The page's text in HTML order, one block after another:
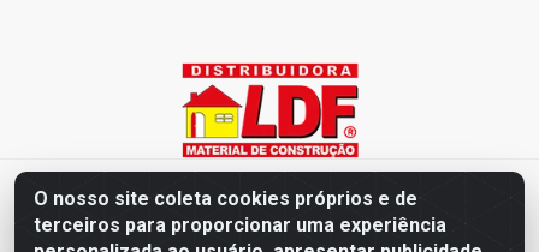
O nosso site coleta cookies próprios e de
terceiros para proporcionar uma experiência
Distribuidora LDF - Av. Presidente Tancredo Neves, 203 – Bairro
dos Ipês, João Pessoa / PB - CEP 58028-840 - CNPJ
02.019.761/0003-82